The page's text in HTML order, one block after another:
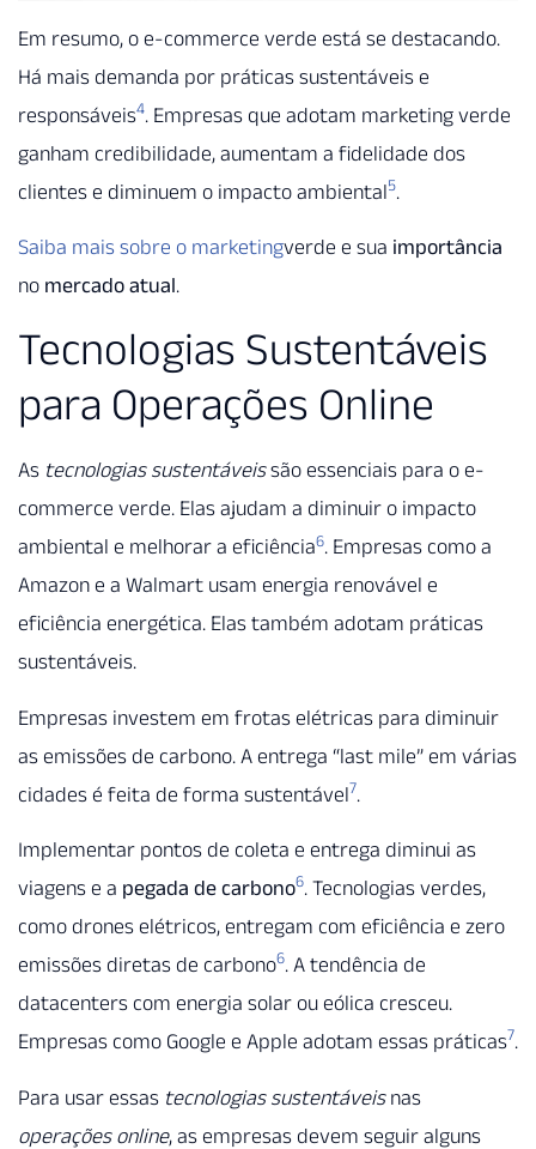
Em resumo, o e-commerce verde está se destacando.
Há mais demanda por práticas sustentáveis e
responsáveis4. Empresas que adotam marketing verde
ganham credibilidade, aumentam a fidelidade dos
clientes e diminuem o impacto ambiental5.
Saiba mais sobre o marketingverde e sua importância
no mercado atual.
Tecnologias Sustentáveis
para Operações Online
As tecnologias sustentáveissão essenciais para o e-
commerce verde. Elas ajudam a diminuir o impacto
ambiental e melhorar a eficiência6. Empresas como a
Amazon e a Walmart usam energia renovável e
eficiência energética. Elas também adotam práticas
sustentáveis.
Empresas investem em frotas elétricas para diminuir
as emissões de carbono. A entrega “last mile” em várias
cidades é feita de forma sustentável7.
Implementar pontos de coleta e entrega diminui as
viagens e a pegada de carbono6. Tecnologias verdes,
como drones elétricos, entregam com eficiência e zero
emissões diretas de carbono6. A tendência de
datacenters com energia solar ou eólica cresceu.
Empresas como Google e Apple adotam essas práticas7.
Para usar essas tecnologias sustentáveisnas
operações online, as empresas devem seguir alguns